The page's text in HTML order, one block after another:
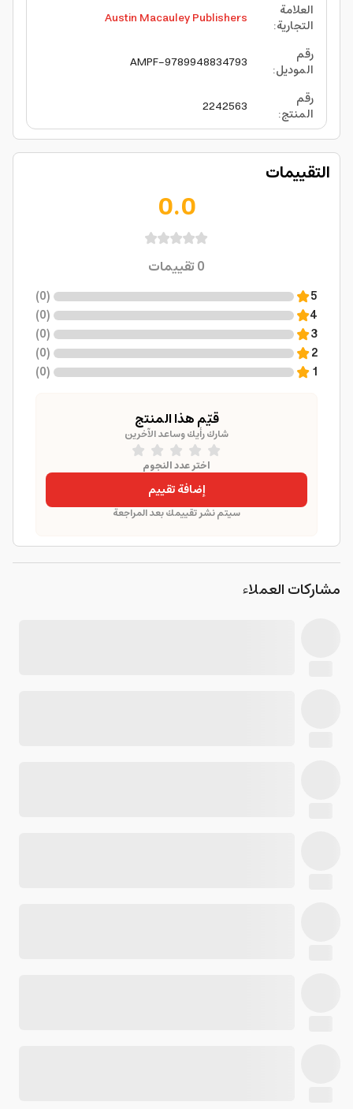
العلامة
التجارية:
Austin Macauley Publishers
رقم
الموديل:
AMPF-9789948834793
رقم
المنتج:
2242563
التقييمات
0.0
0تقييمات
5
(
0
)
4
(
0
)
3
(
0
)
2
(
0
)
1
(
0
)
قيّم هذا المنتج
شارك رأيك وساعد الآخرين
اختر عدد النجوم
إضافة تقييم
سيتم نشر تقييمك بعد المراجعة
مشاركات العملاء